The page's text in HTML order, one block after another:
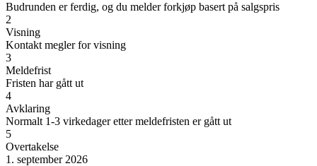
Budrunden er ferdig, og du melder forkjøp basert på salgspris
2
Visning
Kontakt megler for visning
3
Meldefrist
Fristen har gått ut
4
Avklaring
Normalt 1-3 virkedager etter meldefristen er gått ut
5
Overtakelse
1. september 2026